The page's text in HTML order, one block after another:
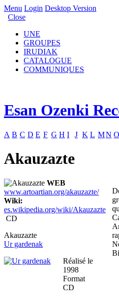
Menu Login Desktop Version
Close
UNE
GROUPES
IRUDIAK
CATALOGUE
COMMUNIQUES
Esan Ozenki
A B C D E F G H I J K L MN O
Akauzazte
WEB
www.artoartian.org/akauzazte/
Wiki:
es.wikipedia.org/wiki/Akauzazte
CD
Akauzazte
Ur gardenak
Réalisé le
1998
Format
CD